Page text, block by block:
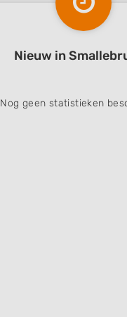
Nieuw in
Nog geen statistieken